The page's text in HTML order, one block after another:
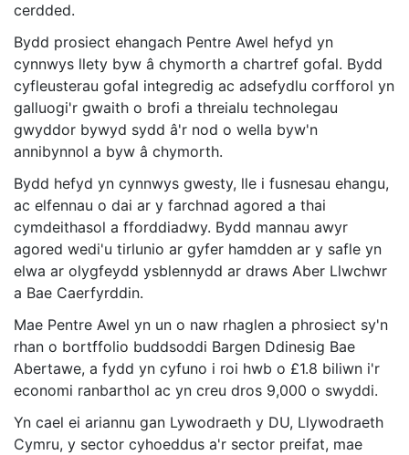
cerdded.
Bydd prosiect ehangach Pentre Awel hefyd yn
cynnwys llety byw â chymorth a chartref gofal. Bydd
cyfleusterau gofal integredig ac adsefydlu corfforol yn
galluogi'r gwaith o brofi a threialu technolegau
gwyddor bywyd sydd â'r nod o wella byw'n
annibynnol a byw â chymorth.
Bydd hefyd yn cynnwys gwesty, lle i fusnesau ehangu,
ac elfennau o dai ar y farchnad agored a thai
cymdeithasol a fforddiadwy. Bydd mannau awyr
agored wedi'u tirlunio ar gyfer hamdden ar y safle yn
elwa ar olygfeydd ysblennydd ar draws Aber Llwchwr
a Bae Caerfyrddin.
Mae Pentre Awel yn un o naw rhaglen a phrosiect sy'n
rhan o bortffolio buddsoddi Bargen Ddinesig Bae
Abertawe, a fydd yn cyfuno i roi hwb o £1.8 biliwn i'r
economi ranbarthol ac yn creu dros 9,000 o swyddi.
Yn cael ei ariannu gan Lywodraeth y DU, Llywodraeth
Cymru, y sector cyhoeddus a'r sector preifat, mae